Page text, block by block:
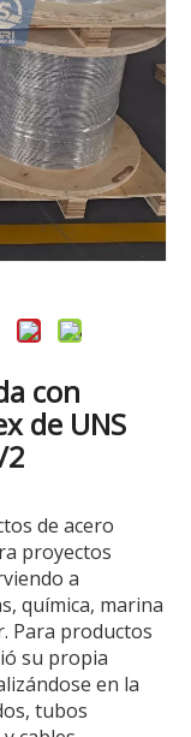
con
de UNS
2
de acero
proyectos
a
química, marina
Para productos
su propia
en la
tubos